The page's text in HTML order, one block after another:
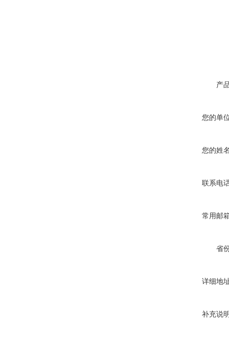
产
您的单
您的姓
联系电
常用邮
省
详细地
补充说